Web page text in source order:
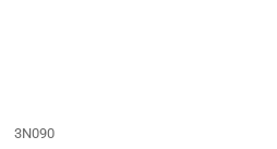
3N090